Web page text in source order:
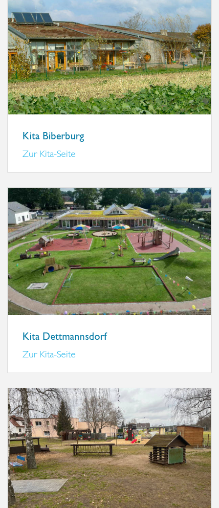
Kita Biberburg
Zur Kita-Seite
Kita Dettmannsdorf
Zur Kita-Seite